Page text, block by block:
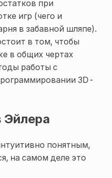
при
игр (чего и
в забавной шляпе).
в том, чтобы
в общих чертах
работы с
3D-
Эйлера
понятным,
на самом деле это